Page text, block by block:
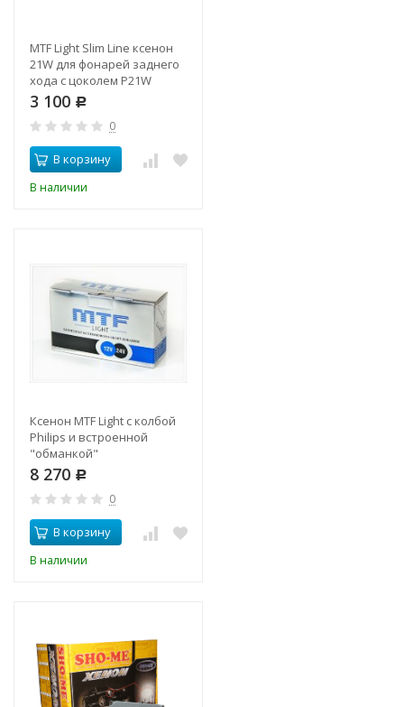
MTF Light Slim Line ксенон
21W для фонарей заднего
хода с цоколем P21W
3 100 Р
0
В корзину
В наличии
Ксенон MTF Light с колбой
Philips и встроенной
"обманкой"
8 270 Р
0
В корзину
В наличии